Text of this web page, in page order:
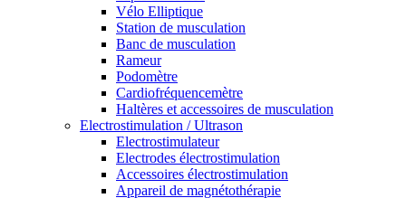
Vélo Elliptique
Station de musculation
Banc de musculation
Rameur
Podomètre
Cardiofréquencemètre
Haltères et accessoires de musculation
Electrostimulation / Ultrason
Electrostimulateur
Electrodes électrostimulation
Accessoires électrostimulation
Appareil de magnétothérapie